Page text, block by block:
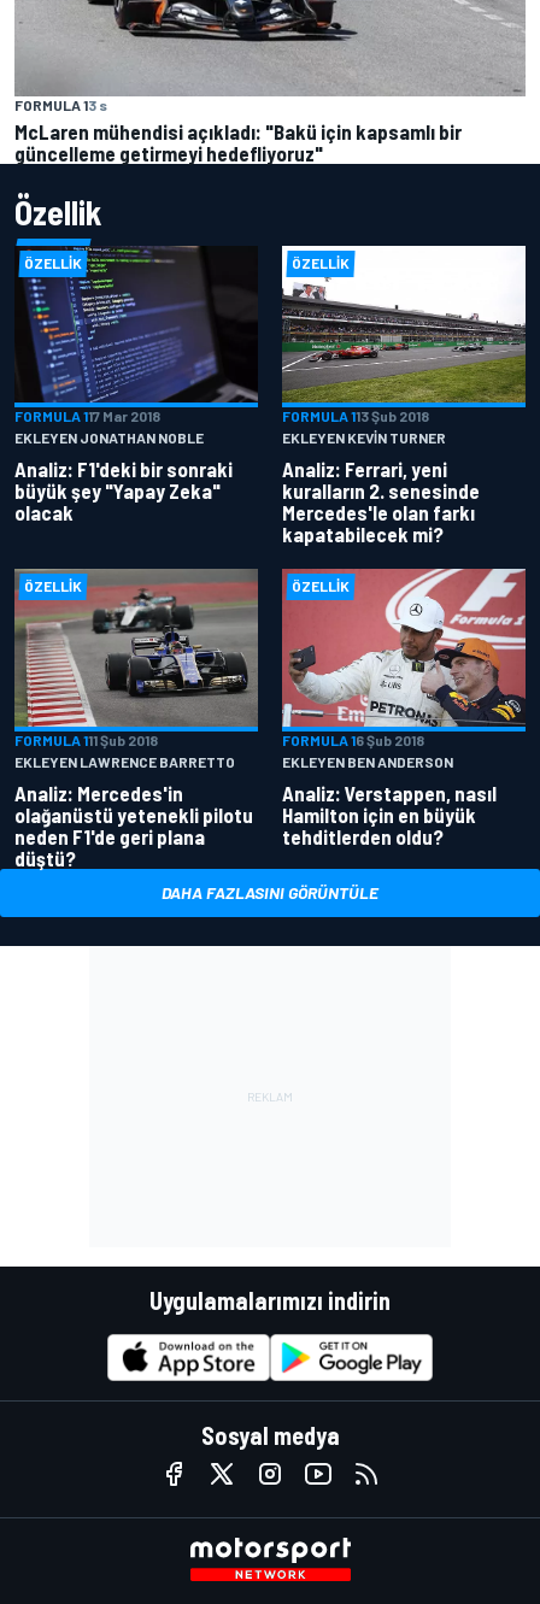
FORMULA 13 s
McLaren mühendisi açıkladı: "Bakü için kapsamlı bir
güncelleme getirmeyi hedefliyoruz"
Özellik
ÖZELLIK
FORMULA 117 Mar 2018
EKLEYEN JONATHAN NOBLE
Analiz: F1'deki bir sonraki
büyük şey "Yapay Zeka"
olacak
ÖZELLIK
FORMULA 113 Şub 2018
EKLEYEN KEVIN TURNER
Analiz: Ferrari, yeni
kuralların 2. senesinde
Mercedes'le olan farkı
kapatabilecek mi?
ÖZELLIK
FORMULA 111 Şub 2018
EKLEYEN LAWRENCE BARRETTO
Analiz: Mercedes'in
olağanüstü yetenekli pilotu
neden F1'de geri plana
düştü?
ÖZELLIK
FORMULA 16 Şub 2018
EKLEYEN BEN ANDERSON
Analiz: Verstappen, nasıl
Hamilton için en büyük
tehditlerden oldu?
DAHA FAZLASINI GÖRÜNTÜLE
Uygulamalarımızı indirin
Sosyal medya